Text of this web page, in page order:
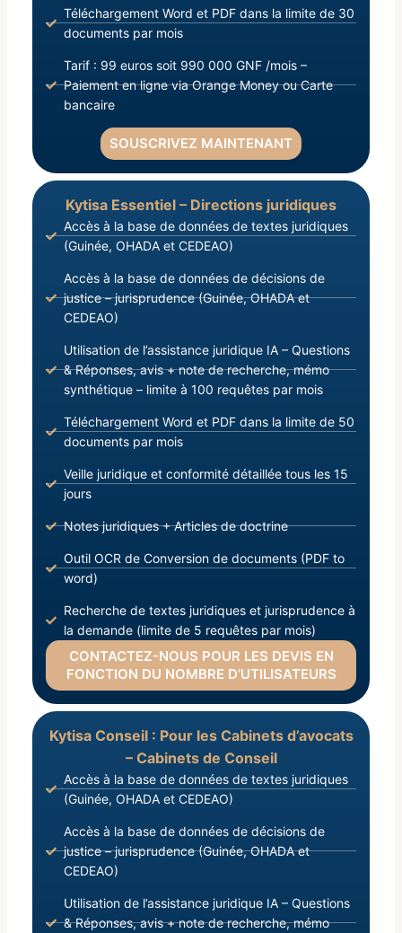
Téléchargement Word et PDF dans la limite de 30
documents par mois
Tarif : 99 euros soit 990 000 GNF /mois –
Paiement en ligne via Orange Money ou Carte
bancaire
SOUSCRIVEZ MAINTENANT
Kytisa Essentiel – Directions juridiques
Accès à la base de données de textes juridiques
(Guinée, OHADA et CEDEAO)
Accès à la base de données de décisions de
justice – jurisprudence (Guinée, OHADA et
CEDEAO)
Utilisation de l’assistance juridique IA – Questions
& Réponses, avis + note de recherche, mémo
synthétique – limite à 100 requêtes par mois
Téléchargement Word et PDF dans la limite de 50
documents par mois
Veille juridique et conformité détaillée tous les 15
jours
Notes juridiques + Articles de doctrine
Outil OCR de Conversion de documents (PDF to
word)
Recherche de textes juridiques et jurisprudence à
la demande (limite de 5 requêtes par mois)
CONTACTEZ-NOUS POUR LES DEVIS EN
FONCTION DU NOMBRE D’UTILISATEURS
Kytisa Conseil : Pour les Cabinets d’avocats
– Cabinets de Conseil
Accès à la base de données de textes juridiques
(Guinée, OHADA et CEDEAO)
Accès à la base de données de décisions de
justice – jurisprudence (Guinée, OHADA et
CEDEAO)
Utilisation de l’assistance juridique IA – Questions
& Réponses, avis + note de recherche, mémo